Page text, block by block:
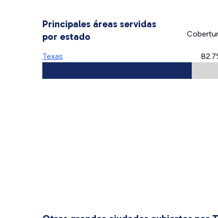
Principales áreas servidas
por estado
Texas